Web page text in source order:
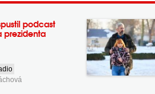
podcast
prezidenta